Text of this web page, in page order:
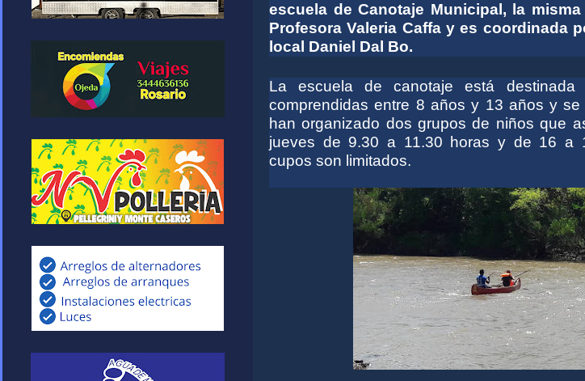
escuela de Canotaje Municipal, la
Profesora Valeria Caffa y es coordinada
local Daniel Dal Bo.
La escue la de canotaje está destinada
comprendidas entre 8 años y 13 años y se
han organizado dos grupos de niños que
jueves de 9.30 a 11.30 horas y de 16 a
cupos son limitados.